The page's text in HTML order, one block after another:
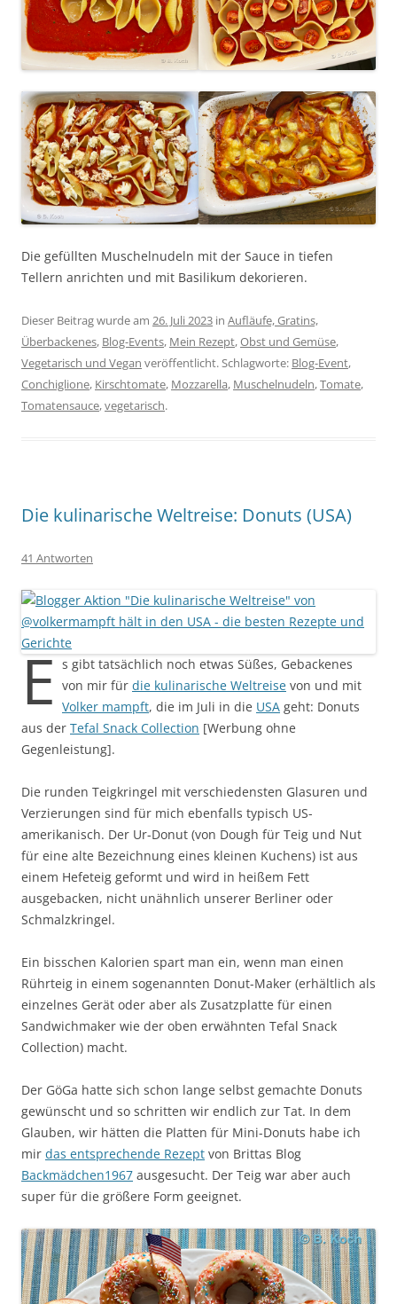
Die gefüllten Muschelnudeln mit der Sauce in tiefen
Tellern anrichten und mit Basilikum dekorieren.
Dieser Beitrag wurde am 26. Juli 2023 in Aufläufe, Gratins,
Überbackenes, Blog-Events, Mein Rezept,Obst und Gemüse,
Vegetarisch und Vegan veröffentlicht. Schlagworte: Blog-Event,
Conchiglione, Kirschtomate, Mozzarella, Muschelnudeln,Tomate,
Tomatensauce,vegetarisch.
Die kulinarische Weltreise: Donuts (USA)
41 Antworten
E s gibt tatsächlich noch etwas Süßes, Gebackenes
von mir für die kulinarische Weltreise von und mit
Volker mampft, die im Juli in die USA geht: Donuts
aus der Tefal Snack Collection [Werbung ohne
Gegenleistung].
Die runden Teigkringel mit verschiedensten Glasuren und
Verzierungen sind für mich ebenfalls typisch US-
amerikanisch. Der Ur-Donut (von Dough für Teig und Nut
für eine alte Bezeichnung eines kleinen Kuchens) ist aus
einem Hefeteig geformt und wird in heißem Fett
ausgebacken, nicht unähnlich unserer Berliner oder
Schmalzkringel.
Ein bisschen Kalorien spart man ein, wenn man einen
Rührteig in einem sogenannten Donut-Maker (erhältlich als
einzelnes Gerät oder aber als Zusatzplatte für einen
Sandwichmaker wie der oben erwähnten Tefal Snack
Collection) macht.
Der GöGa hatte sich schon lange selbst gemachte Donuts
gewünscht und so schritten wir endlich zur Tat. In dem
Glauben, wir hätten die Platten für Mini-Donuts habe ich
mir das entsprechende Rezept von Brittas Blog
Backmädchen1967 ausgesucht. Der Teig war aber auch
super für die größere Form geeignet.